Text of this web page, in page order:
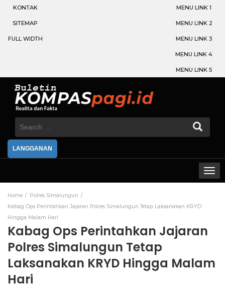
KONTAK
SITEMAP
FULL WIDTH
MENU LINK 1
MENU LINK 2
MENU LINK 3
MENU LINK 4
MENU LINK 5
Search
LANGGANAN
Home
Polres Simalungun
Kabag Ops Perintahkan Jajaran Polres Simalungun Tetap Laksanakan KRYD
Hingga Malam Hari
Kabag Ops Perintahkan Jajaran
Polres Simalungun Tetap
Laksanakan KRYD Hingga Malam
Hari